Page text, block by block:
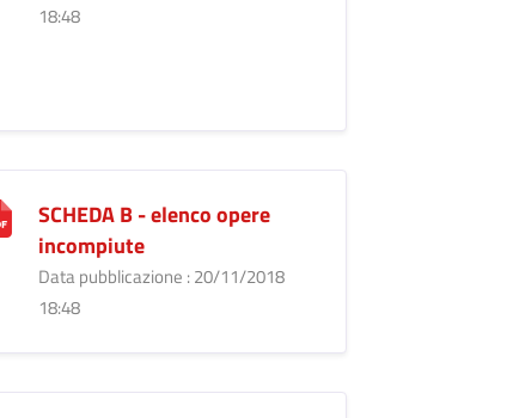
18:48
SCHEDA B - elenco opere
incompiute
Data pubblicazione : 20/11/2018
18:48